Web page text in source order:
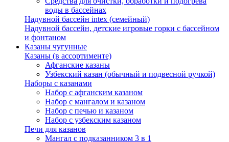
воды в бассейнах
Надувной бассейн intex (семейный)
Надувной бассейн, детские игровые горки с бассейном
и фонтаном
Казаны чугунные
Казаны (в ассортименте)
Афганские казаны
Узбекский казан (обычный и подвесной ручкой)
Наборы с казанами
Набор с афганским казаном
Набор с мангалом и казаном
Набор с печью и казаном
Набор с узбекским казаном
Печи для казанов
Мангал с подказанником 3 в 1